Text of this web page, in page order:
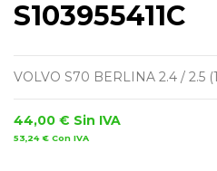
S103955411C
VOLVO S70 BERLINA 2.4 / 2.5
44,00 € Sin IVA
53,24 € Con IVA